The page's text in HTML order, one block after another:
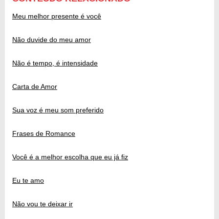
Meu melhor presente é você
Não duvide do meu amor
Não é tempo, é intensidade
Carta de Amor
Sua voz é meu som preferido
Frases de Romance
Você é a melhor escolha que eu já fiz
Eu te amo
Não vou te deixar ir